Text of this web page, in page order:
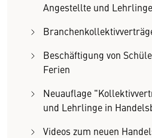
Angestellte und Lehrlinge
Beschäftigung von
Ferien
Neuauflage
und Lehrlinge in
Videos zum neuen